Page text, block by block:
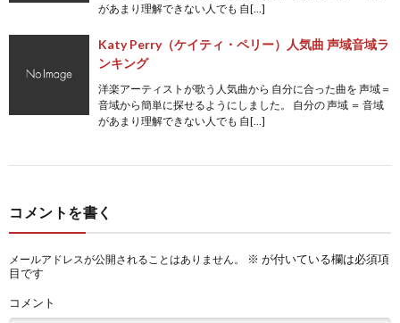
があまり理解できない人でも 自[…]
Katy Perry（ケイティ・ペリー）人気曲 声域音域ラ
ンキング
洋楽アーティストが歌う人気曲から 自分に合った曲を 声域＝
音域から簡単に探せるようにしました。 自分の 声域 ＝ 音域
があまり理解できない人でも 自[…]
コメントを書く
メールアドレスが公開されることはありません。 ※ が付いている欄は必須項
目です
コメント